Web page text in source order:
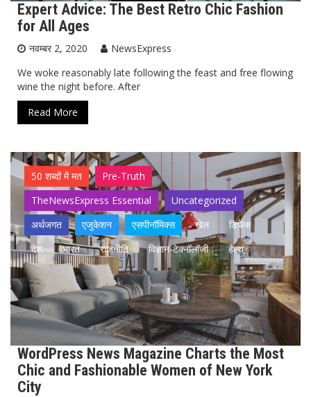
Expert Advice: The Best Retro Chic Fashion
for All Ages
नवम्बर 2, 2020
NewsExpress
We woke reasonably late following the feast and free flowing
wine the night before. After
Read More
50 शब्दों में मत
Pre-Truth
TheNewsExpress Essential
Uncategorized
अर्थजगत
एजुकेशन एसपीनॉमिक्स खेल
डिफेंस
देश
भारत राजनीति विज्ञान-टेक्नॉलॉजी हेल्थ
WordPress News Magazine Charts the Most
Chic and Fashionable Women of New York
City